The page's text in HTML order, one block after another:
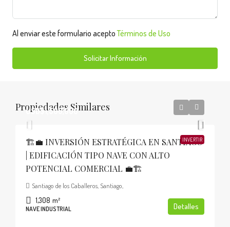
Al enviar este formulario aceptoTérminos de Uso
Solicitar Información
Propiedades Similares
INVERTIR
USD$1,500,000
🏗️💼 INVERSIÓN ESTRATÉGICA EN SANTIAGO
| EDIFICACIÓN TIPO NAVE CON ALTO
POTENCIAL COMERCIAL 💼🏗️
Santiago de los Caballeros, Santiago,
1,308 m²
NAVE INDUSTRIAL Detalles